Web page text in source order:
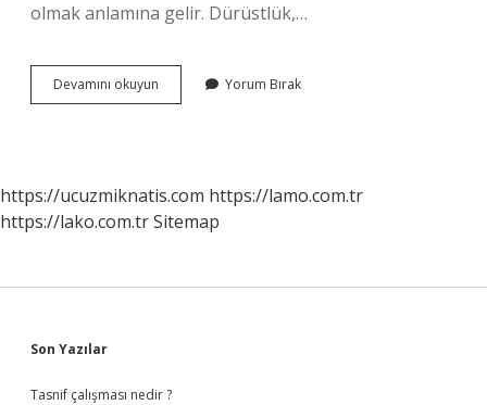
olmak anlamına gelir. Dürüstlük,…
Devamını okuyun
Olmanın
Yorum Bırak
https://ucuzmiknatis.com https://lamo.com.tr
https://lako.com.trSitemap
Sidebar
Son Yazılar
Tasnif çalışması nedir ?